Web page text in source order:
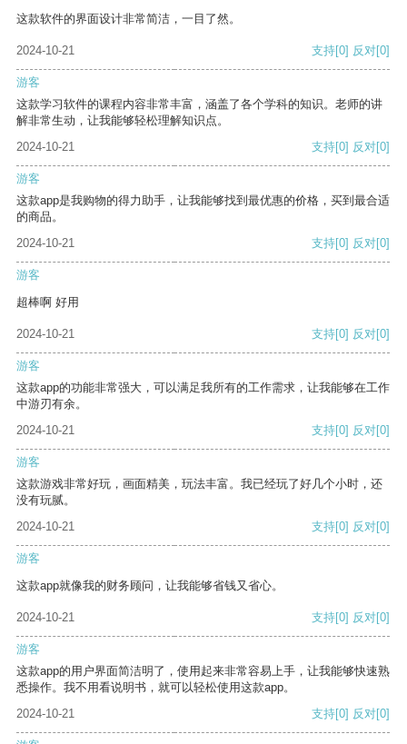
这款软件的界面设计非常简洁，一目了然。
2024-10-21 支持[0] 反对[0]
游客
这款学习软件的课程内容非常丰富，涵盖了各个学科的知识。老师的讲
解非常生动，让我能够轻松理解知识点。
2024-10-21
支持[0] 反对[0]
游客
这款app是我购物的得力助手，让我能够找到最优惠的价格，买到最合适
的商品。
2024-10-21
支持[0] 反对[0]
游客
超棒啊 好用
2024-10-21 支持[0] 反对[0]
游客
这款app的功能非常强大，可以满足我所有的工作需求，让我能够在工作
中游刃有余。
2024-10-21
支持[0] 反对[0]
游客
这款游戏非常好玩，画面精美，玩法丰富。我已经玩了好几个小时，还
没有玩腻。
2024-10-21
支持[0] 反对[0]
游客
这款app就像我的财务顾问，让我能够省钱又省心。
2024-10-21 支持[0] 反对[0]
游客
这款app的用户界面简洁明了，使用起来非常容易上手，让我能够快速熟
悉操作。我不用看说明书，就可以轻松使用这款app。
2024-10-21
支持[0] 反对[0]